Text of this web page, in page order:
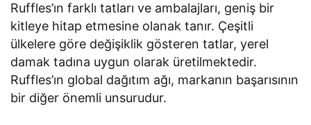
Ruffles’ın farklı tatları ve ambalajları, geniş bir
kitleye hitap etmesine olanak tanır. Çeşitli
ülkelere göre değişiklik gösteren tatlar, yerel
damak tadına uygun olarak üretilmektedir.
Ruffles’ın global dağıtım ağı, markanın başarısının
bir diğer önemli unsurudur.